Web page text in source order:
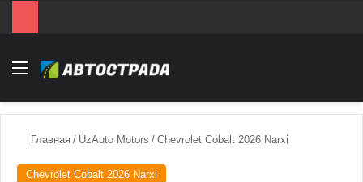
Menu
Главная / UzAuto Motors / Chevrolet Cobalt 2026 Narxi
Chevrolet Cobalt 2026 Narxi